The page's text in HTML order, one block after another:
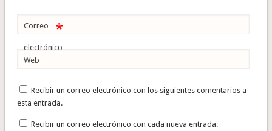
Correo
electrónico
*
Web
Recibir un correo electrónico con los siguientes comentarios a
esta entrada.
Recibir un correo electrónico con cada nueva entrada.